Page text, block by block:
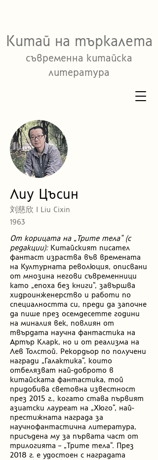
Китай на търкалета
съвременна китайска
литература
Лиу Цъсин
刘慈欣 I Liu Cixin
1963
От корицата на „Трите тела“ (с
редакции): Китайският писател
фантаст израства във времената
на Културната революция, описвани
от мнозина негови съвременници
като „епоха без книги“, завършва
хидроинженерство и работи по
специалността си, преди да започне
да пише през осемдесетте години
на миналия век, повлиян от
твърдата научна фантастика на
Артър Кларк, но и от реализма на
Лев Толстой. Рекордьор по получени
награди „Галактика“, които
отбелязват най-доброто в
китайската фантастика, той
придобива световна известност
през 2015 г., когато става първият
азиатски лауреат на „Хюго“, най-
престижната награда за
научнофантастична литература,
присъдена му за първата част от
трилогията – „Трите тела“. През
2018 г. е удостоен с наградата